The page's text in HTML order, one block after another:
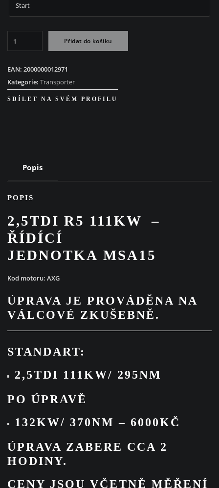
R5
111KW
množství
Přidat do košíku
EAN: 2000000012971
Kategorie: Transporter
SDÍLET NA SVÉM PROFILU
Popis
POPIS
2,5TDI R5 111KW –
ŘÍDÍCÍ
JEDNOTKA MSA15
Kod motoru: AXG
ÚPRAVA JE PROVÁDĚNA NA
VÁLCOVÉ ZKUŠEBNĚ.
STANDART:
2,5TDI 111KW/ 295NM
PO ÚPRAVĚ
132KW/ 370NM – 6000KČ
ÚPRAVA ZABERE CCA 2
HODINY.
CENY JSOU VČETNĚ MĚŘENÍ